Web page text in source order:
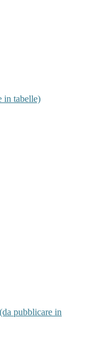
in tabelle)
pubblicare in